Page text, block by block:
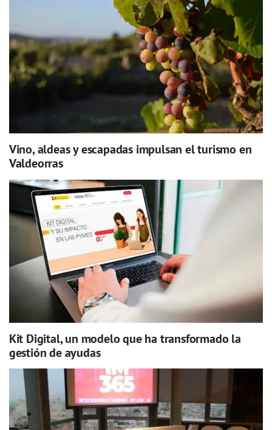
Vino, aldeas y escapadas impulsan el turismo en
Valdeorras
Kit Digital, un modelo que ha transformado la
gestión de ayudas